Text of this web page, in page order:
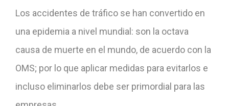
Los accidentes de tráfico se han convertido en
una epidemia a nivel mundial: son la octava
causa de muerte en el mundo, de acuerdo con la
OMS; por lo que aplicar medidas para evitarlos e
incluso eliminarlos debe ser primordial para las